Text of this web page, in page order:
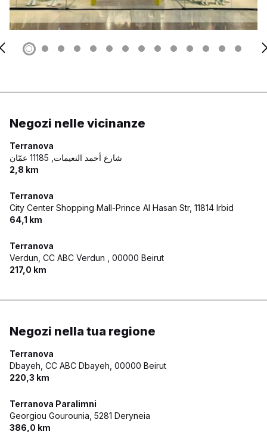
Negozi nelle vicinanze
Terranova
شارع أحمد النعيمات, 11185 عمّان
2,8 km
Terranova
City Center Shopping Mall-Prince Al Hasan Str, 11814 Irbid
64,1 km
Terranova
Verdun, CC ABC Verdun ,
00000 Beirut
217,0 km
Negozi nella tua regione
Terranova
Dbayeh, CC ABC Dbayeh, 00000 Beirut
220,3 km
Terranova Paralimni
Georgiou Gourounia, 5281 Deryneia
386,0 km